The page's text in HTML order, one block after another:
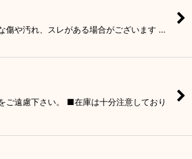
傷や汚れ、スレがある場合がございます …
ご遠慮下さい。 ■在庫は十分注意しており